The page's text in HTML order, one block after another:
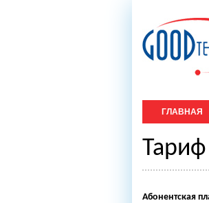
ГЛАВНАЯ
Абонентская